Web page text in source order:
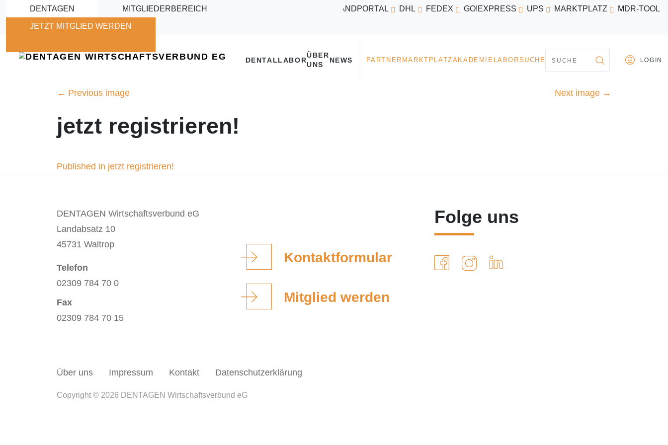
Skip to main content
DENTAGEN MITGLIEDERBEREICH
JETZT MITGLIED WERDEN
VERSANDPORTAL DHL FEDEX GO!EXPRESS UPS MARKTPLATZ MDR-TOOL
← Previous image Next image →
jetzt registrieren!
Beitragsnavigation
Published in jetzt registrieren!
DENTAGEN Wirtschaftsverbund eG
Landabsatz 10
45731 Waltrop
Telefon
02309 784 70 0
Fax
02309 784 70 15
Kontaktformular
Mitglied werden
Folge uns
Über uns Impressum Kontakt Datenschutzerklärung
Copyright © 2026 DENTAGEN Wirtschaftsverbund eG